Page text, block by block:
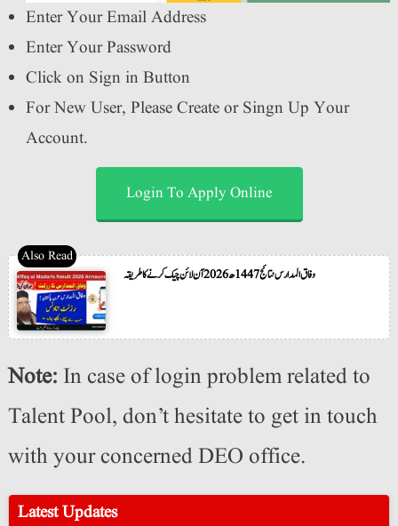
Enter Your Email Address
Enter Your Password
Click on Sign in Button
For New User, Please Create or Singn Up Your
Account.
Login To Apply Online
وفاق المدارس نتائج 1447ھ 2026 آن لائن چیک کرنے کا طریقہ
Note: In case of login problem related to
Talent Pool, don’t hesitate to get in touch
with your concerned DEO office.
Latest Updates